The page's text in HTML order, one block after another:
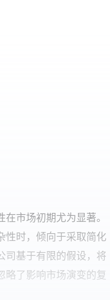
市场初期尤为显著。
性时，倾向于采取简化
司基于有限的假设，将
略了影响市场演变的复